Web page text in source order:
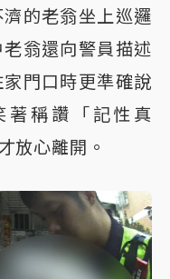
的老翁坐上巡邏
翁還向警員描述
門口時更準確說
著稱讚「記性真
放心離開。